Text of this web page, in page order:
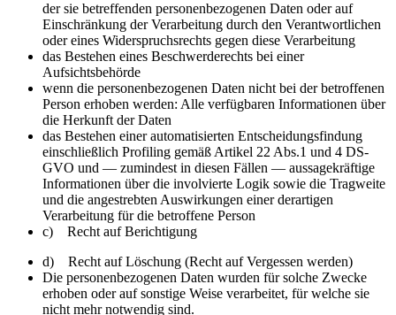
der sie betreffenden personenbezogenen Daten oder auf
Einschränkung der Verarbeitung durch den Verantwortlichen
oder eines Widerspruchsrechts gegen diese Verarbeitung
das Bestehen eines Beschwerderechts bei einer
Aufsichtsbehörde
wenn die personenbezogenen Daten nicht bei der betroffenen
Person erhoben werden: Alle verfügbaren Informationen über
die Herkunft der Daten
das Bestehen einer automatisierten Entscheidungsfindung
einschließlich Profiling gemäß Artikel 22 Abs.1 und 4 DS-
GVO und — zumindest in diesen Fällen — aussagekräftige
Informationen über die involvierte Logik sowie die Tragweite
und die angestrebten Auswirkungen einer derartigen
Verarbeitung für die betroffene Person
c) Recht auf Berichtigung
d) Recht auf Löschung (Recht auf Vergessen werden)
Die personenbezogenen Daten wurden für solche Zwecke
erhoben oder auf sonstige Weise verarbeitet, für welche sie
nicht mehr notwendig sind.